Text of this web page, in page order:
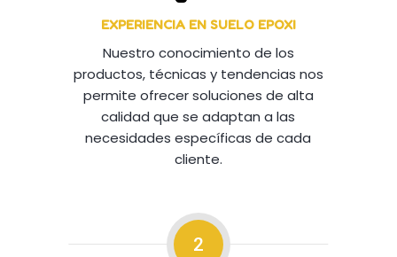
EXPERIENCIA EN SUELO EPOXI
Nuestro conocimiento de los
productos, técnicas y tendencias nos
permite ofrecer soluciones de alta
calidad que se adaptan a las
necesidades específicas de cada
cliente.
2